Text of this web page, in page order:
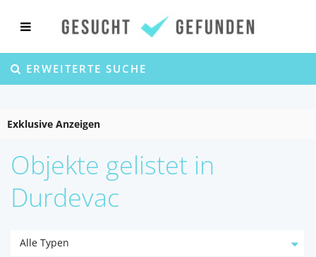
ERWEITERTE SUCHE
Exklusive Anzeigen
Objekte gelistet in
Durdevac
Alle Typen